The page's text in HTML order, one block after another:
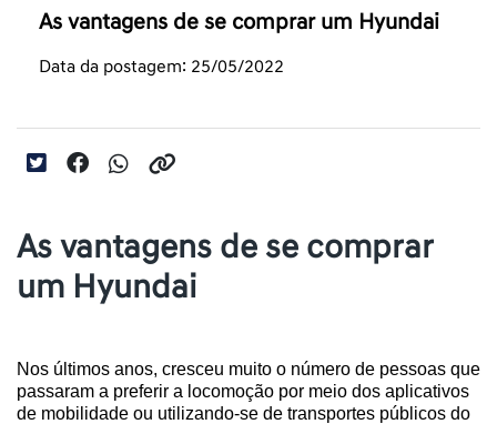
As vantagens de se comprar um Hyundai
Data da postagem: 25/05/2022
As vantagens de se comprar
um Hyundai
Nos últimos anos, cresceu muito o número de pessoas que
passaram a preferir a locomoção por meio dos aplicativos
de mobilidade ou utilizando-se de transportes públicos do